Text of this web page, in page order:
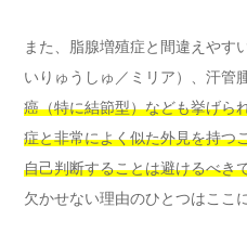
また、脂腺増殖症と間違えやす
いりゅうしゅ／ミリア）、汗管
癌（特に結節型）なども挙げら
症と非常によく似た外見を持つ
自己判断することは避けるべき
欠かせない理由のひとつはここ